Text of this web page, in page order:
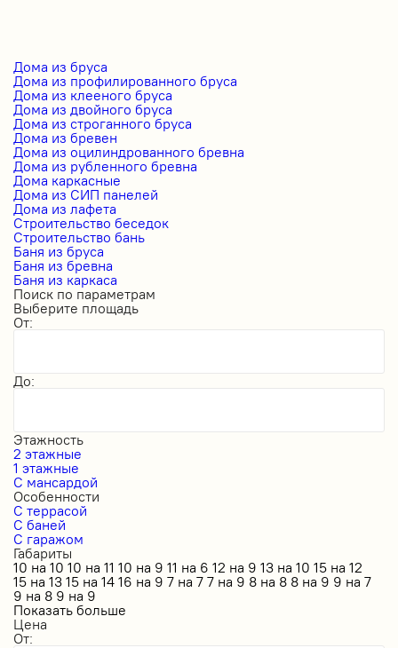
Дома из бруса
Дома из профилированного бруса
Дома из клееного бруса
Дома из двойного бруса
Дома из строганного бруса
Дома из бревен
Дома из оцилиндрованного бревна
Дома из рубленного бревна
Дома каркасные
Дома из СИП панелей
Дома из лафета
Строительство беседок
Строительство бань
Баня из бруса
Баня из бревна
Баня из каркаса
Поиск по параметрам
Выберите площадь
От:
До:
Этажность
2 этажные
1 этажные
С мансардой
Особенности
С террасой
С баней
С гаражом
Габариты
10 на 10 10 на 11 10 на 9 11 на 6 12 на 9 13 на 10 15 на 12
15 на 13 15 на 14 16 на 9 7 на 7 7 на 9 8 на 8 8 на 9 9 на 7
9 на 8 9 на 9
Показать больше
Цена
От: